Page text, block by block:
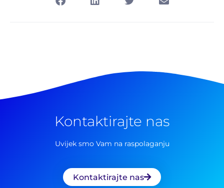
Kontaktirajte nas
Uvijek smo Vam na raspolaganju
Kontaktirajte nas